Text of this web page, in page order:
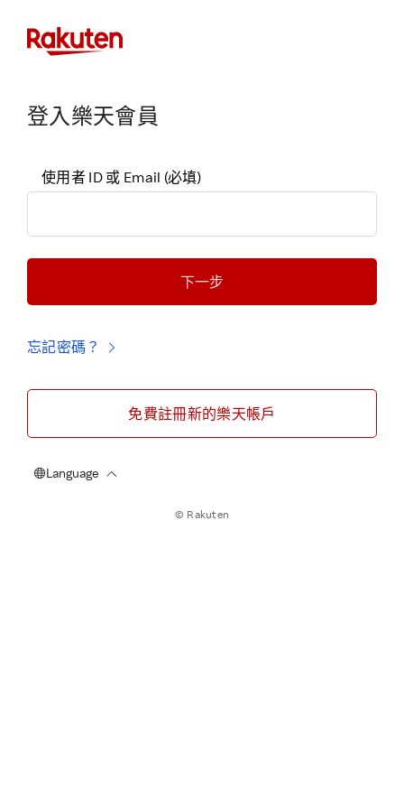
登入樂天會員
使用者 ID 或 Email (必填)
下一步
忘記密碼？
免費註冊新的樂天帳戶
© Rakuten